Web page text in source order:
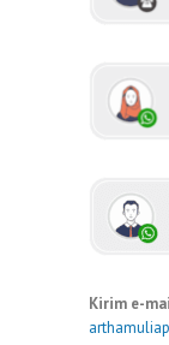
Kirim e-